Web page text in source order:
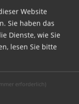
Website
Sie haben das
Dienste, wie Sie
lesen Sie bitte
erforderlich)